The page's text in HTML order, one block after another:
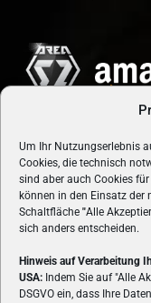
Um Ihr Nutzungserlebnis
Cookies, die technisch
sind aber auch Cookies
können in den Einsatz
Schaltfläche "Alle
sich anders entscheiden.
Hinweis auf Verarbeitung
USA: Indem Sie auf "Alle
DSGVO ein, dass Ihre